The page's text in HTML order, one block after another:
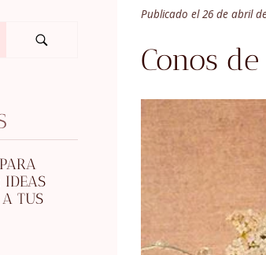
Publicado el 26 de abril
Conos
IDEAS
A TUS